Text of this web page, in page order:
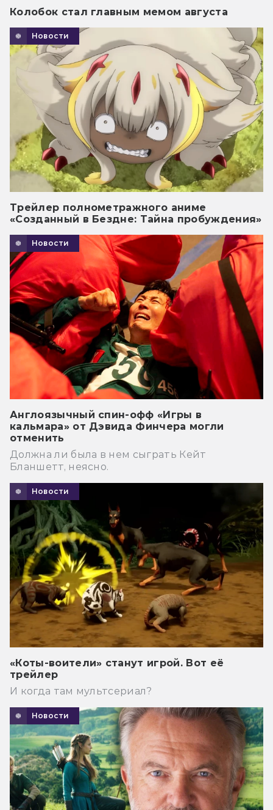
Колобок стал главным мемом августа
Новости
Трейлер полнометражного аниме
«Созданный в Бездне: Тайна пробуждения»
Новости
Англоязычный спин-офф «Игры в
кальмара» от Дэвида Финчера могли
отменить
Должна ли была в нем сыграть Кейт
Бланшетт, неясно.
Новости
«Коты-воители» станут игрой. Вот её
трейлер
И когда там мультсериал?
Новости